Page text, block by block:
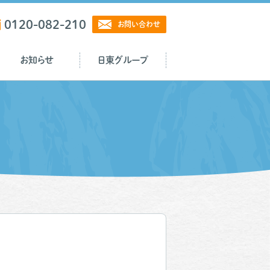
0120-082-210 お問い合わせ
お知らせ 日東グループ